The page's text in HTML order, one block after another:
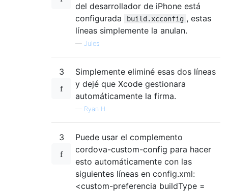
del desarrollador de iPhone está
configurada
build.xcconfig , estas
líneas simplemente la anulan.
— Jules
3
Simplemente eliminé esas dos líneas
y dejé que Xcode gestionara
automáticamente la firma.
— Ryan H.
3
Puede usar el complemento
cordova-custom-config para hacer
esto automáticamente con las
siguientes líneas en config.xml:
<custom-preferencia buildType =